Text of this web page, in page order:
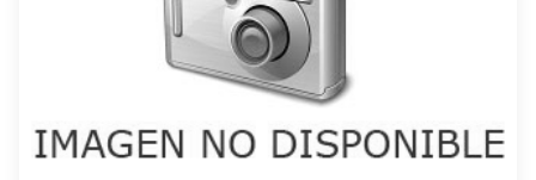
OSCAR LOBATO
CARGO: